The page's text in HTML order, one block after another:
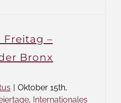
Freitag –
Bronx
| Oktober 15th,
, Internationales